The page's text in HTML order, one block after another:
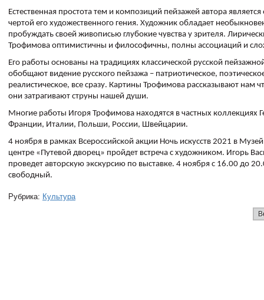
Естественная простота тем и композиций пейзажей автора
чертой его художественного гения. Художник обладает
пробуждать своей живописью глубокие чувства у зрителя.
Трофимова оптимистичны и философичны, полны ассоциаций и
Его работы основаны на традициях классической русской
обобщают видение русского пейзажа – патриотическое,
реалистическое, все сразу. Картины Трофимова рассказывают нам
они затрагивают струны нашей души.
Многие работы Игоря Трофимова находятся в частных коллекциях
Франции, Италии, Польши, России, Швейцарии.
4 ноября в рамках Всероссийской акции Ночь искусств 2021 в
центре «Путевой дворец» пройдет встреча с художником. Игорь
проведет авторскую экскурсию по выставке. 4 ноября с 16.00 до
свободный.
Рубрика: Культура